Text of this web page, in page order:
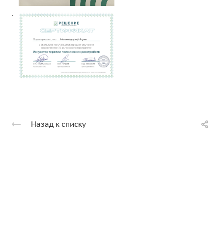
Назад к списку